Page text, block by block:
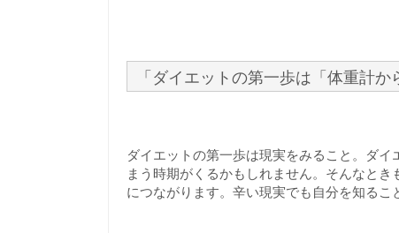
「ダイエットの第一歩は「体重計
ダイエットの第一歩は現実をみること。ダ
まう時期がくるかもしれません。そんなと
につながります。辛い現実でも自分を知るこ